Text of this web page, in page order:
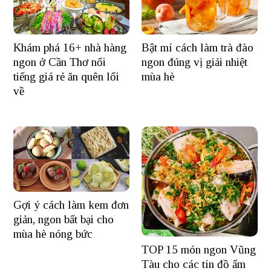
Khám phá 16+ nhà hàng
ngon ở Cần Thơ nổi
tiếng giá rẻ ăn quên lối
về
Bật mí cách làm trà đào
ngon đúng vị giải nhiệt
mùa hè
Gợi ý cách làm kem đơn
giản, ngon bất bại cho
mùa hè nóng bức
TOP 15 món ngon Vũng
Tàu cho các tín đồ ẩm